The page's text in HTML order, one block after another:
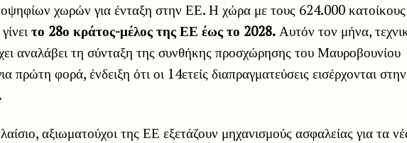
χωρών για ένταξη στην ΕΕ. Η χώρα με τους 624.000 κατοίκους
το 28ο κράτος-μέλος της ΕΕ έως το 2028. Αυτόν τον μήνα,
αναλάβει τη σύνταξη της συνθήκης προσχώρησης του Μαυροβουνίου
πρώτη φορά, ένδειξη ότι οι 14ετείς διαπραγματεύσεις εισέρχονται στην
αξιωματούχοι της ΕΕ εξετάζουν μηχανισμούς ασφαλείας για τα